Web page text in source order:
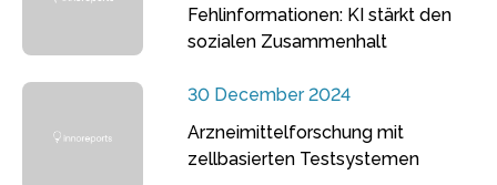
Fehlinformationen: KI stärkt den
sozialen Zusammenhalt
30 December 2024
Arzneimittelforschung mit
zellbasierten Testsystemen